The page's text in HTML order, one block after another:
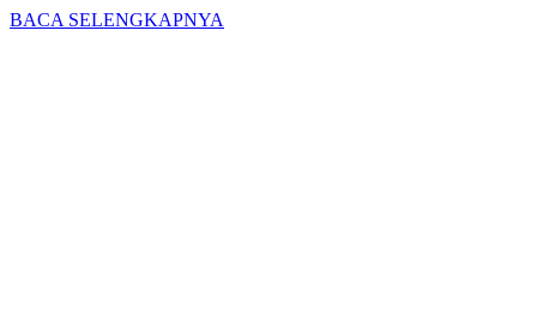
BACA SELENGKAPNYA